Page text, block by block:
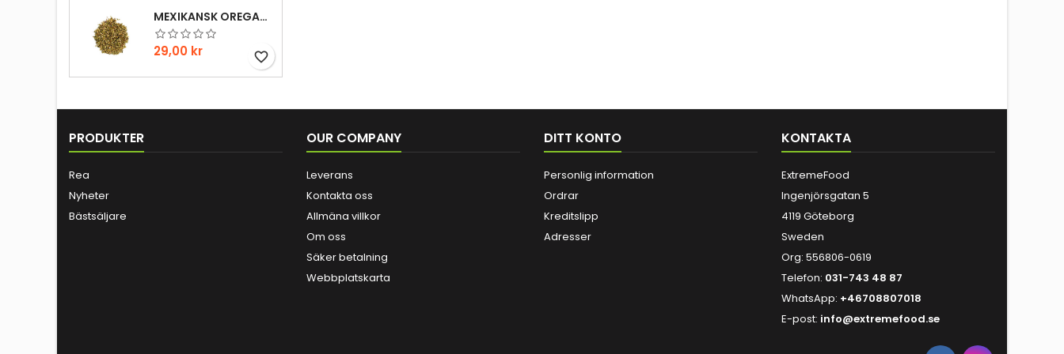
MEXIKANSK OREGANO 20GR
Pris
29,00 kr favorite_border
PRODUKTER
Rea
Nyheter
Bästsäljare
OUR COMPANY
Leverans
Kontakta oss
Allmäna villkor
Om oss
Säker betalning
Webbplatskarta
DITT KONTO
Personlig information
Ordrar
Kreditslipp
Adresser
KONTAKTA
ExtremeFood
Ingenjörsgatan 5
4119 Göteborg
Sweden
Org: 556806-0619
Telefon: 031-743 48 87
WhatsApp: +46708807018
E-post: info@extremefood.se